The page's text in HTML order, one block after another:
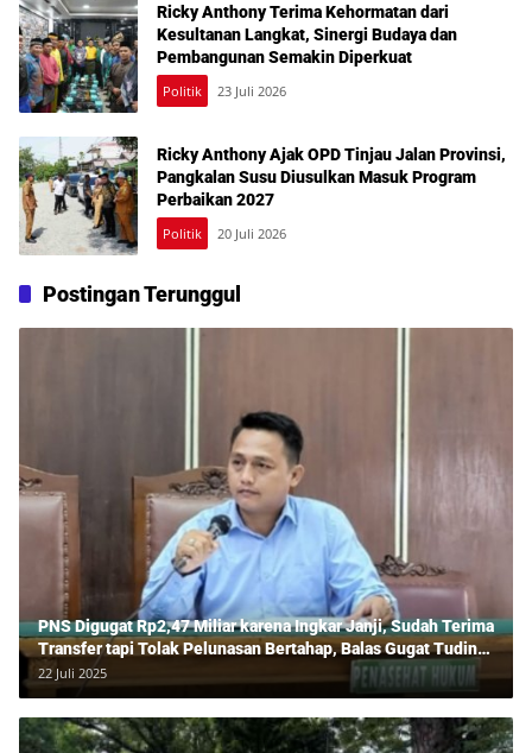
Ricky Anthony Terima Kehormatan dari
Kesultanan Langkat, Sinergi Budaya dan
Pembangunan Semakin Diperkuat
Politik 23 Juli 2026
Ricky Anthony Ajak OPD Tinjau Jalan Provinsi,
Pangkalan Susu Diusulkan Masuk Program
Perbaikan 2027
Politik 20 Juli 2026
Postingan Terunggul
PNS Digugat Rp2,47 Miliar karena Ingkar Janji, Sudah Terima
Transfer tapi Tolak Pelunasan Bertahap, Balas Gugat Tuding
Lawan Tipu Rp850 Juta
22 Juli 2025